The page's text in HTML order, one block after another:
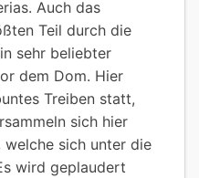
Auch das
Teil durch die
sehr beliebter
dem Dom. Hier
Treiben statt,
sich hier
sich unter die
wird geplaudert